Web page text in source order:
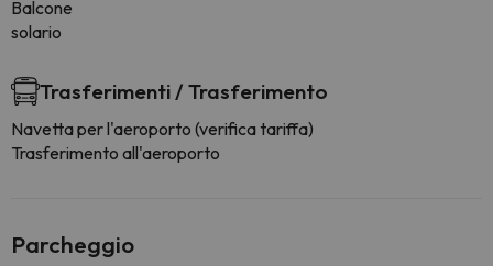
Balcone
solario
Trasferimenti / Trasferimento
Navetta per l'aeroporto (verifica tariffa)
Trasferimento all'aeroporto
Parcheggio